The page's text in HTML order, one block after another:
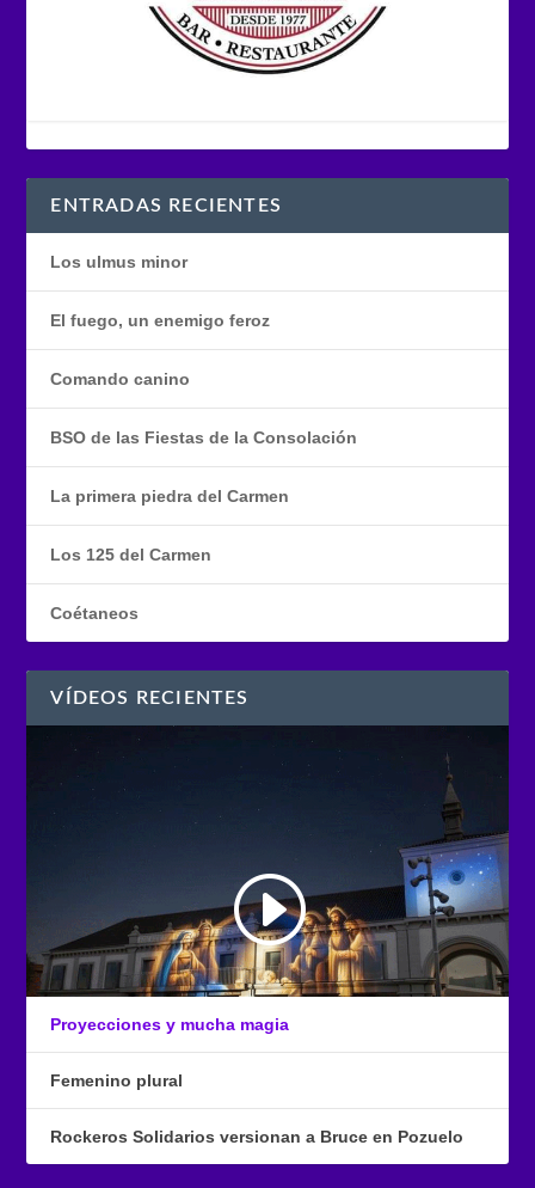
ENTRADAS RECIENTES
Los ulmus minor
El fuego, un enemigo feroz
Comando canino
BSO de las Fiestas de la Consolación
La primera piedra del Carmen
Los 125 del Carmen
Coétaneos
VÍDEOS RECIENTES
Proyecciones y mucha magia
Femenino plural
Rockeros Solidarios versionan a Bruce en Pozuelo